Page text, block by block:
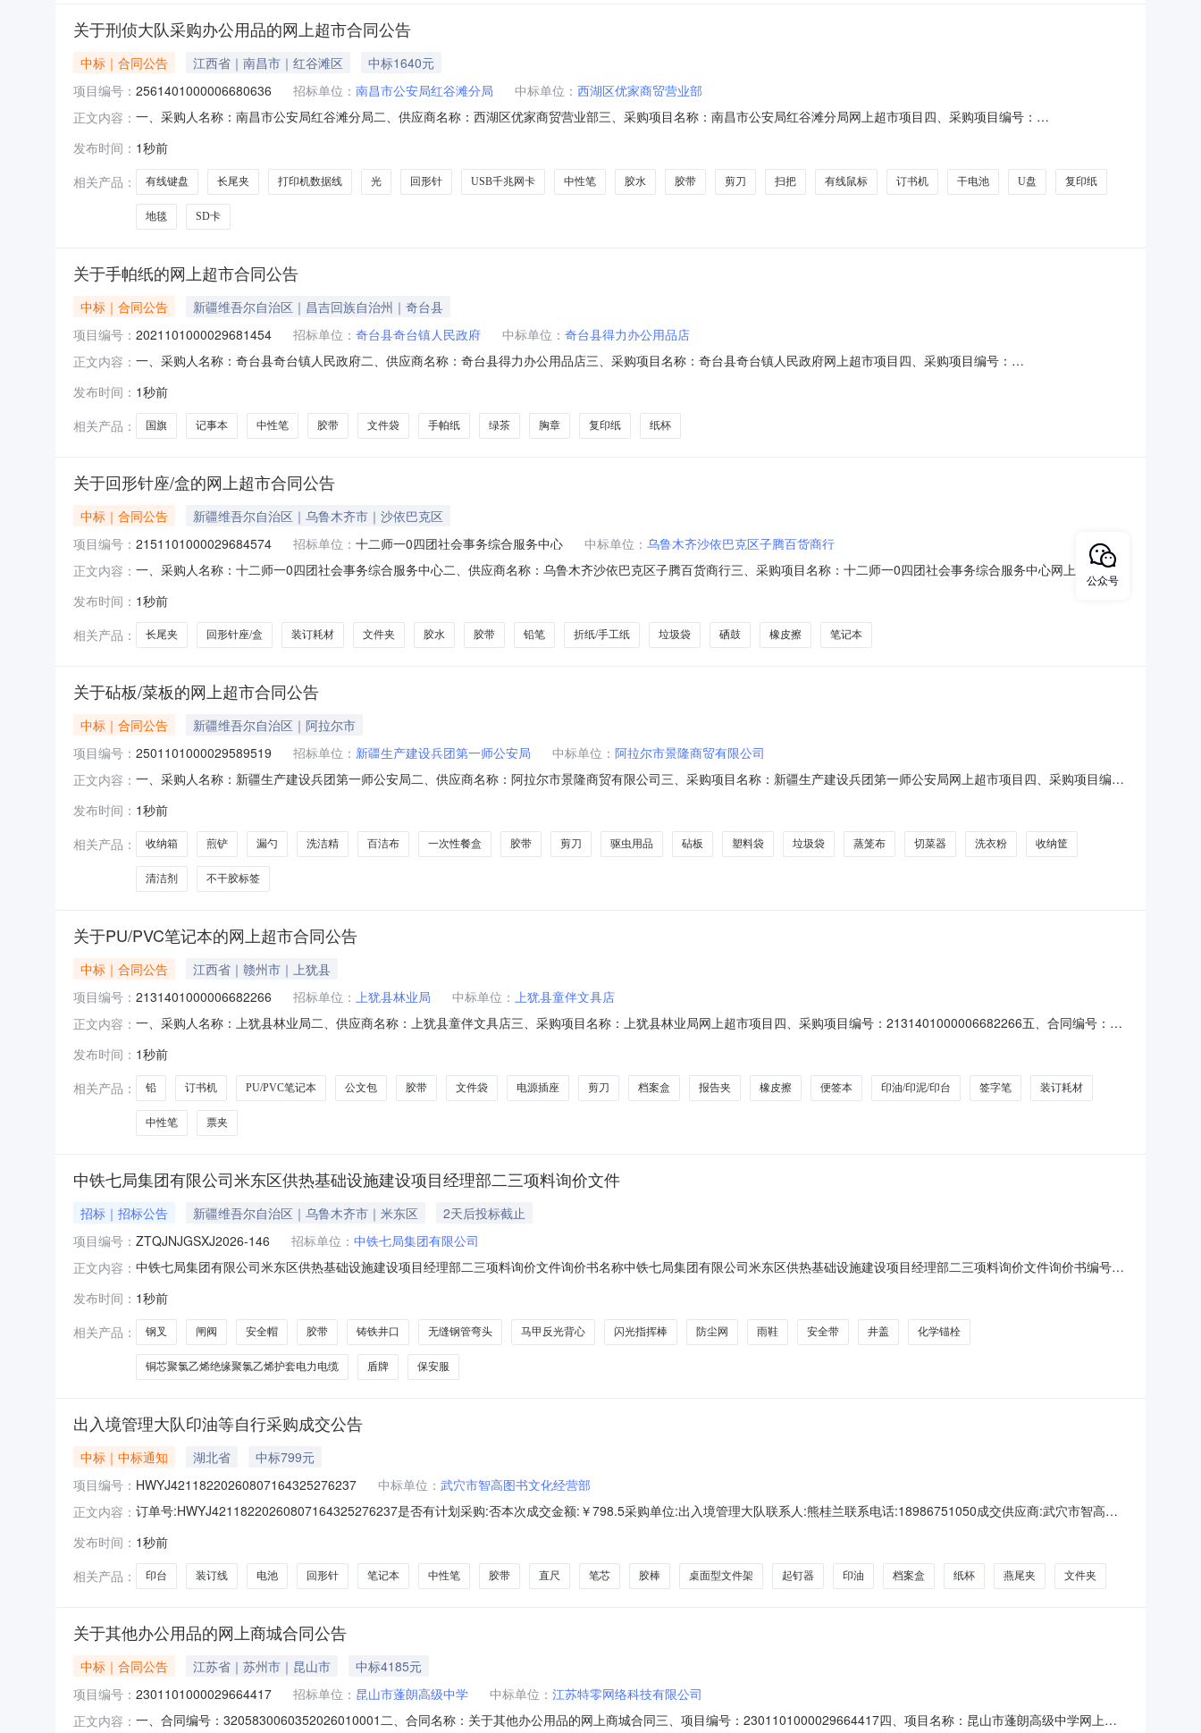
关于刑侦大队采购办公用品的网上超市合同公告
中标｜合同公告 江西省｜南昌市｜红谷滩区
中标1640元
项目编号： 2561401000006680636 招标单位： 南昌市公安局红谷滩分局 中标单位： 西湖区优家商贸营业部
正文内容： 一、采购人名称：南昌市公安局红谷滩分局二、供应商名称：西湖区优家商贸营业部三、采购项目名称：南昌市公安局红谷滩分局网上超市项目四、采购项目编号：
金士顿/KingstonSDG4/128G件1.001651652绿联CR110绿联USB千兆网卡绿联/UgreenCR110个1.0065653闪迪SDCZ900
发布时间： 1秒前
相关产品：
有线键盘 长尾夹 打印机数据线 光 回形针 USB千兆网卡 中性笔 胶水 胶带 剪刀 扫把 有线鼠标 订书机 干电池 U盘 复印纸
地毯 SD卡
关于手帕纸的网上超市合同公告
中标｜合同公告
新疆维吾尔自治区｜昌吉回族自治州｜奇台县
项目编号： 2021101000029681454 招标单位： 奇台县奇台镇人民政府 中标单位： 奇台县得力办公用品店
正文内容： 一、采购人名称：奇台县奇台镇人民政府二、供应商名称：奇台县得力办公用品店三、采购项目名称：奇台县奇台镇人民政府网上超市项目四、采购项目编号：
手帕纸便携式实惠装3层8片*1包心相印/MindActUponMindC910包120.0011202其他其它茶叶茶叶绿茶碧螺春2026新茶正宗春茶叶雨前一级嫩芽浓香炒青罐装20
发布时间： 1秒前
相关产品：
国旗 记事本 中性笔 胶带 文件袋 手帕纸 绿茶 胸章 复印纸 纸杯
关于回形针座/盒的网上超市合同公告
中标｜合同公告
新疆维吾尔自治区｜乌鲁木齐市｜沙依巴克区
项目编号： 2151101000029684574 招标单位： 十二师一0四团社会事务综合服务中心 中标单位： 乌鲁木齐沙依巴克区子腾百货商行
正文内容： 一、采购人名称：十二师一0四团社会事务综合服务中心二、供应商名称：乌鲁木齐沙依巴克区子腾百货商行三、采购项目名称：十二师一0四团社会事务综合服务中心网上超市项目
四、采购项目编号：2151101000029684574五、合同编号：11NB1693849L20262601六、合同内容：序号标项名称规格型号单位数量单价(元)总价(元)1得力0018回形针座/盒得
力/deli0018盒11.001112格之格NT-PNH388XXC硒鼓格之格NT-PNH388XXC个8.00907203得力3185PU/PVC笔记本得力
发布时间： 1秒前
相关产品：
长尾夹 回形针座/盒 装订耗材 文件夹 胶水 胶带 铅笔 折纸/手工纸 垃圾袋 硒鼓 橡皮擦 笔记本
关于砧板/菜板的网上超市合同公告
中标｜合同公告
新疆维吾尔自治区｜阿拉尔市
项目编号： 2501101000029589519 招标单位： 新疆生产建设兵团第一师公安局 中标单位： 阿拉尔市景隆商贸有限公司
正文内容： 一、采购人名称：新疆生产建设兵团第一师公安局二、供应商名称：阿拉尔市景隆商贸有限公司三、采购项目名称：新疆生产建设兵团第一师公安局网上超市项目四、采购项目编
适QSZB015个4.002208802申一收纳筐收纳箱/盒/袋框子长方形塑料篮白色一个申一收纳筐个2.00561123申一159收纳箱/盒/袋收纳箱/盒透明1
发布时间： 1秒前
相关产品：
收纳箱 煎铲 漏勺 洗洁精 百洁布 一次性餐盒 胶带 剪刀 驱虫用品 砧板 塑料袋 垃圾袋 蒸笼布 切菜器 洗衣粉 收纳筐
清洁剂 不干胶标签
关于PU/PVC笔记本的网上超市合同公告
中标｜合同公告
江西省｜赣州市｜上犹县
项目编号： 2131401000006682266 招标单位： 上犹县林业局 中标单位： 上犹县童伴文具店
正文内容： 一、采购人名称：上犹县林业局二、供应商名称：上犹县童伴文具店三、采购项目名称：上犹县林业局网上超市项目四、采购项目编号：2131401000006682266五、合同编号：
力/deli0467个5.0025.7128.53得力pet胶带得力/deli30369个2.009.5194得力5845文件袋得力/deli
发布时间： 1秒前
相关产品：
铅 订书机 PU/PVC笔记本 公文包 胶带 文件袋 电源插座 剪刀 档案盒 报告夹 橡皮擦 便签本 印油/印泥/印台 签字笔 装订耗材
中性笔 票夹
中铁七局集团有限公司米东区供热基础设施建设项目经理部二三项料询价文件
招标｜招标公告 新疆维吾尔自治区｜乌鲁木齐市｜米东区
2天后投标截止
项目编号： ZTQJNJGSXJ2026-146 招标单位： 中铁七局集团有限公司
正文内容： 中铁七局集团有限公司米东区供热基础设施建设项目经理部二三项料询价文件询价书名称中铁七局集团有限公司米东区供热基础设施建设项目经理部二三项料询价文件询价书编号
标的1物资名称安全帽规格型号玻璃钢黄色盔式定货要求采购数量220计量单位顶交货地址新疆维吾尔自治区乌鲁木齐市米东区府前路振兴村振兴十巷247号交货日期备注询价标的2
物资名称
发布时间： 1秒前
相关产品：
钢叉 闸阀 安全帽 胶带 铸铁井口 无缝钢管弯头 马甲反光背心 闪光指挥棒 防尘网 雨鞋 安全带 井盖 化学锚栓
铜芯聚氯乙烯绝缘聚氯乙烯护套电力电缆 盾牌 保安服
出入境管理大队印油等自行采购成交公告
中标｜中标通知 湖北省
中标799元
项目编号： HWYJ42118220260807164325276237 中标单位： 武穴市智高图书文化经营部
正文内容： 订单号:HWYJ42118220260807164325276237是否有计划采购:否本次成交金额:￥798.5采购单位:出入境管理大队联系人:熊桂兰联系电话:18986751050成交供应商:武穴市智高图
心/COMIX齐心B2060三层文件盘2.0包￥30.0￥30.0￥60.0胶棒晨光顺滑固体胶36gASGN7105胶棒晨光顺滑
发布时间： 1秒前
相关产品：
印台 装订线 电池 回形针 笔记本 中性笔 胶带 直尺 笔芯 胶棒 桌面型文件架 起钉器 印油 档案盒 纸杯 燕尾夹 文件夹
关于其他办公用品的网上商城合同公告
中标｜合同公告 江苏省｜苏州市｜昆山市
中标4185元
项目编号： 2301101000029664417 招标单位： 昆山市蓬朗高级中学 中标单位： 江苏特零网络科技有限公司
正文内容： 一、合同编号：3205830060352026010001二、合同名称：关于其他办公用品的网上商城合同三、项目编号：2301101000029664417四、项目名称：昆山市蓬朗高级中学网上商
公众号